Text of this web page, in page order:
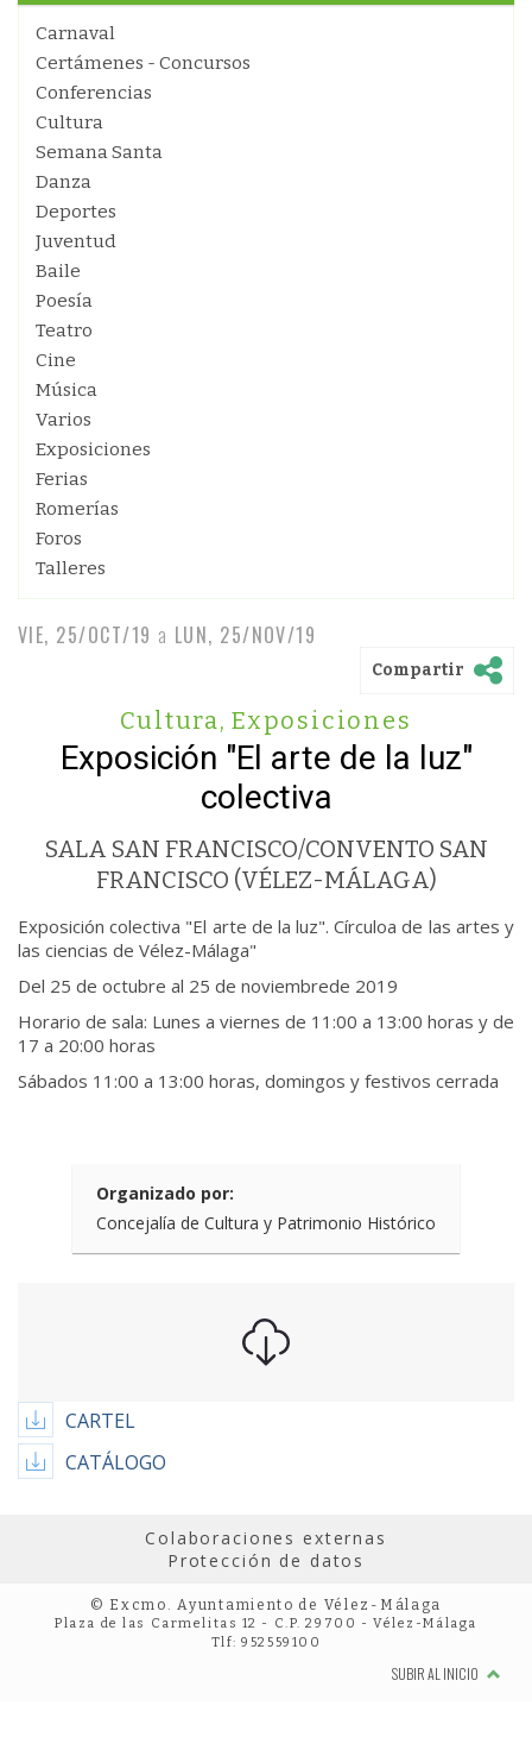
Carnaval
Certámenes - Concursos
Conferencias
Cultura
Semana Santa
Danza
Deportes
Juventud
Baile
Poesía
Teatro
Cine
Música
Varios
Exposiciones
Ferias
Romerías
Foros
Talleres
VIE, 25/OCT/19 a LUN, 25/NOV/19
Compartir
Cultura, Exposiciones
Exposición "El arte de la luz"
colectiva
SALA SAN FRANCISCO/CONVENTO SAN
FRANCISCO (VÉLEZ-MÁLAGA)
Exposición colectiva "El arte de la luz". Círculoa de las artes y
las ciencias de Vélez-Málaga"
Del 25 de octubre al 25 de noviembrede 2019
Horario de sala: Lunes a viernes de 11:00 a 13:00 horas y de
17 a 20:00 horas
Sábados 11:00 a 13:00 horas, domingos y festivos cerrada
Organizado por:
Concejalía de Cultura y Patrimonio Histórico
CARTEL
CATÁLOGO
Colaboraciones externas
Protección de datos
© Excmo. Ayuntamiento de Vélez-Málaga
Plaza de las Carmelitas 12 - C.P. 29700 - Vélez-Málaga
Tlf: 952559100
SUBIR AL INICIO